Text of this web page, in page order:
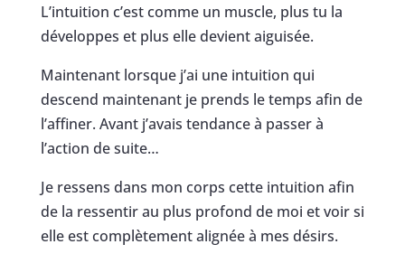
L’intuition c’est comme un muscle, plus tu la
développes et plus elle devient aiguisée.
Maintenant lorsque j’ai une intuition qui
descend maintenant je prends le temps afin de
l’affiner. Avant j’avais tendance à passer à
l’action de suite…
Je ressens dans mon corps cette intuition afin
de la ressentir au plus profond de moi et voir si
elle est complètement alignée à mes désirs.